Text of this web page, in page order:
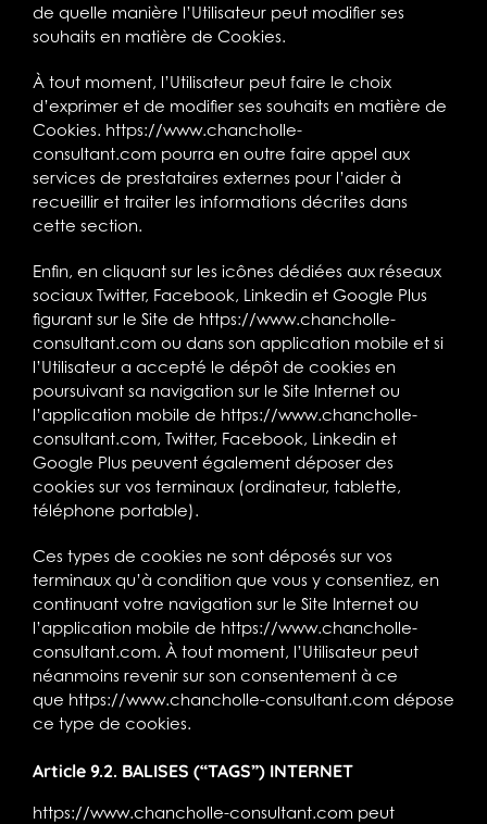
de quelle manière l’Utilisateur peut modifier ses
souhaits en matière de Cookies.
À tout moment, l’Utilisateur peut faire le choix
d’exprimer et de modifier ses souhaits en matière de
Cookies. https://www.chancholle-
consultant.com pourra en outre faire appel aux
services de prestataires externes pour l’aider à
recueillir et traiter les informations décrites dans
cette section.
Enfin, en cliquant sur les icônes dédiées aux réseaux
sociaux Twitter, Facebook, Linkedin et Google Plus
figurant sur le Site de https://www.chancholle-
consultant.com ou dans son application mobile et si
l’Utilisateur a accepté le dépôt de cookies en
poursuivant sa navigation sur le Site Internet ou
l’application mobile de https://www.chancholle-
consultant.com, Twitter, Facebook, Linkedin et
Google Plus peuvent également déposer des
cookies sur vos terminaux (ordinateur, tablette,
téléphone portable).
Ces types de cookies ne sont déposés sur vos
terminaux qu’à condition que vous y consentiez, en
continuant votre navigation sur le Site Internet ou
l’application mobile de https://www.chancholle-
consultant.com. À tout moment, l’Utilisateur peut
néanmoins revenir sur son consentement à ce
que https://www.chancholle-consultant.com dépose
ce type de cookies.
Article 9.2. BALISES (“TAGS”) INTERNET
https://www.chancholle-consultant.com peut